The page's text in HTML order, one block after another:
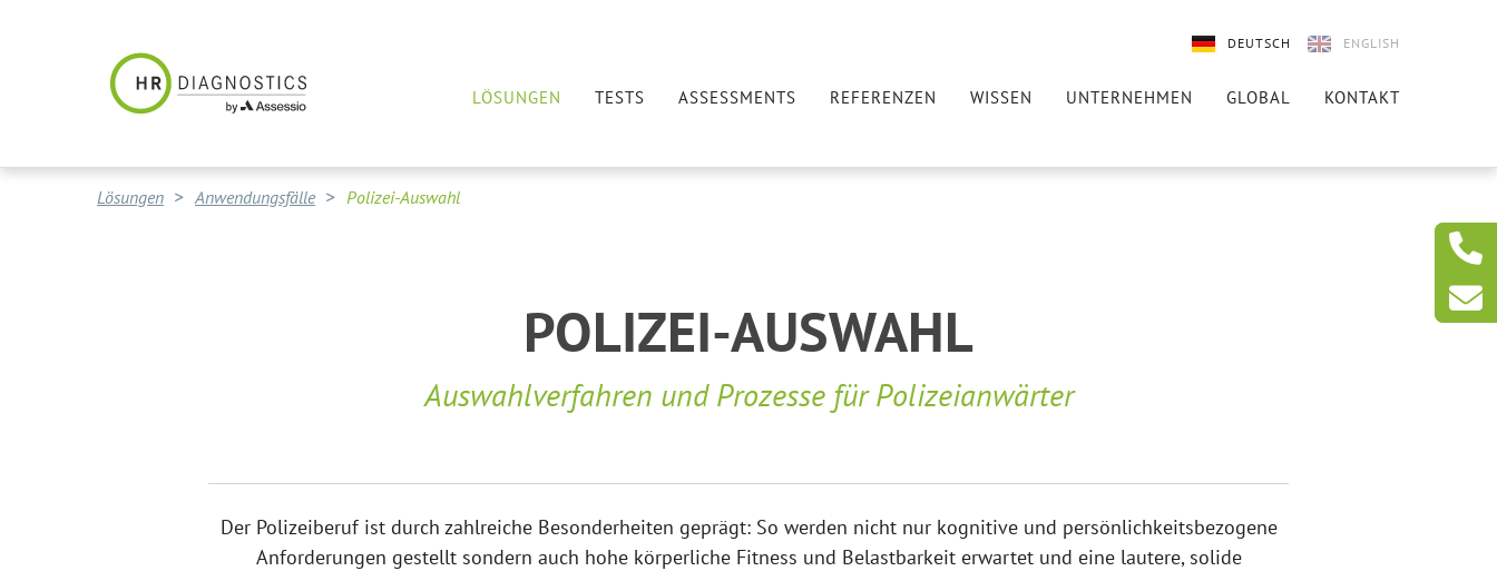
DEUTSCH ENGLISH
LÖSUNGEN TESTS ASSESSMENTS REFERENZEN WISSEN UNTERNEHMEN GLOBAL KONTAKT
Lösungen Anwendungsfälle Polizei-Auswahl
POLIZEI-AUSWAHL
Auswahlverfahren und Prozesse für Polizeianwärter
Der Polizeiberuf ist durch zahlreiche Besonderheiten geprägt: So werden nicht nur kognitive und persönlichkeitsbezogene
Anforderungen gestellt sondern auch hohe körperliche Fitness und Belastbarkeit erwartet und eine lautere, solide